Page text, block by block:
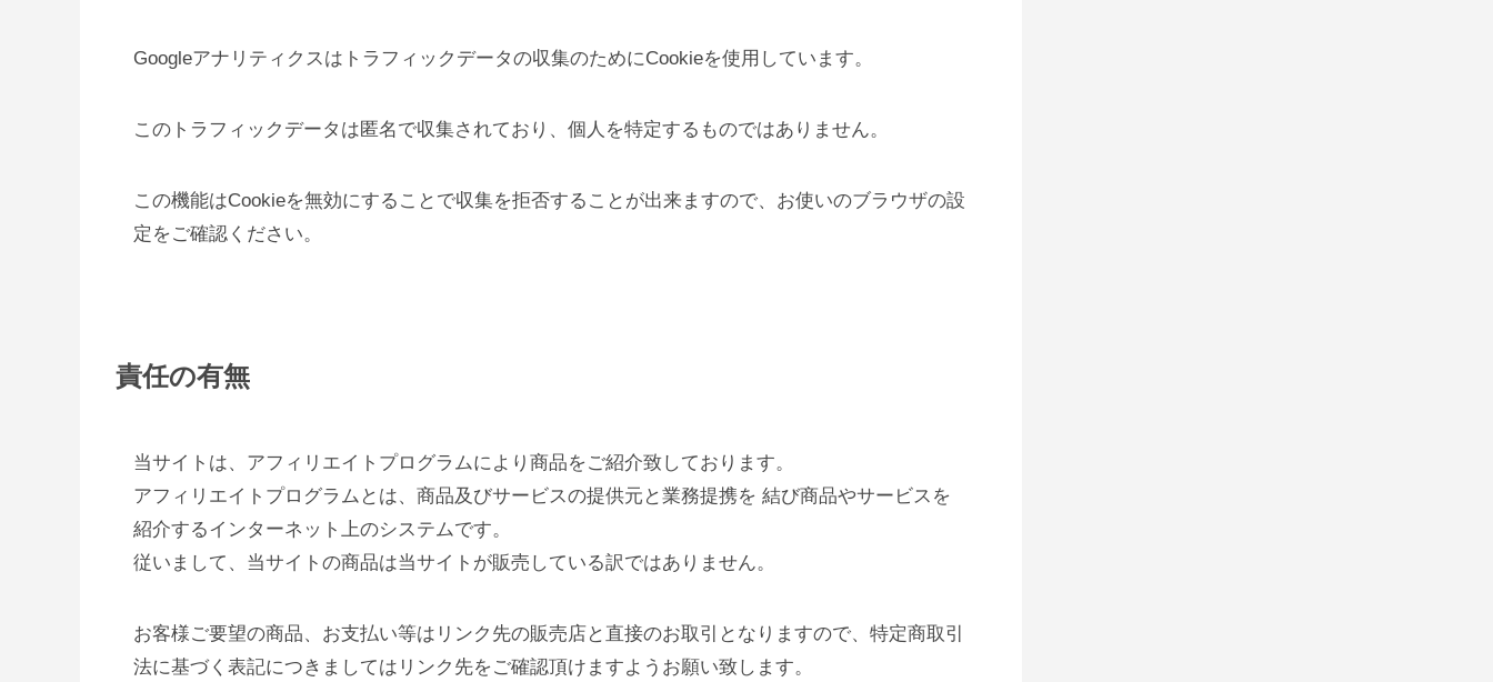
Googleアナリティクスはトラフィックデータの収集のためにCookieを使用しています。
このトラフィックデータは匿名で収集されており、個人を特定するものではありません。
この機能はCookieを無効にすることで収集を拒否することが出来ますので、お使いのブラウザの設
定をご確認ください。
責任の有無
当サイトは、アフィリエイトプログラムにより商品をご紹介致しております。
アフィリエイトプログラムとは、商品及びサービスの提供元と業務提携を 結び商品やサービスを
紹介するインターネット上のシステムです。
従いまして、当サイトの商品は当サイトが販売している訳ではありません。
お客様ご要望の商品、お支払い等はリンク先の販売店と直接のお取引となりますので、特定商取引
法に基づく表記につきましてはリンク先をご確認頂けますようお願い致します。